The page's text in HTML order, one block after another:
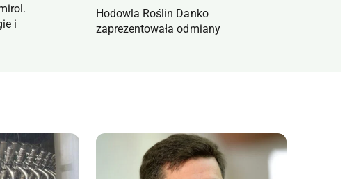
i
Hodowla Roślin Danko
zaprezentowała odmiany